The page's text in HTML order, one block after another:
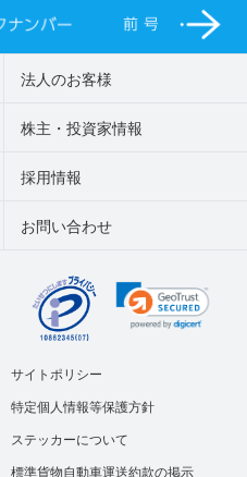
法人のお客様
株主・投資家情報
お問い合わせ
採用情報
サイトポリシー
特定個人情報等保護方針
ステッカーについて
標準貨物自動車運送約款の掲示